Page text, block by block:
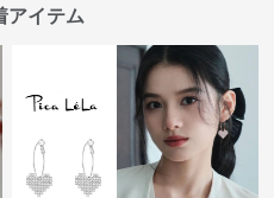
アイテム